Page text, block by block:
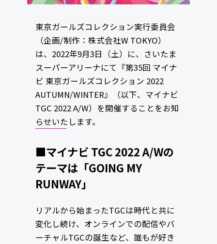
東京ガールズコレクション実行委員会
（企画/制作：株式会社W TOKYO）
は、2022年9月3日（土）に、さいたま
スーパーアリーナにて『第35回 マイナ
ビ 東京ガールズコレクション 2022
AUTUMN/WINTER』（以下、マイナビ
TGC 2022 A/W）を開催することをお知
らせいたします。
■マイナビ TGC 2022 A/Wの
テーマは「GOING MY
RUNWAY」
リアルから始まったTGCは時代と共に
変化し続け、オンラインでの配信やバ
ーチャルTGCの誕生など、誰もが好き